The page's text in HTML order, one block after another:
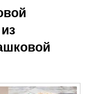
фисташковой